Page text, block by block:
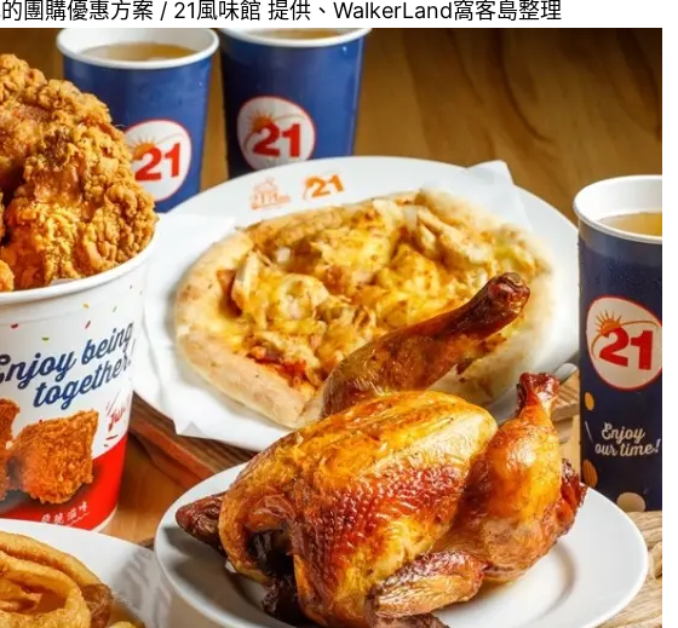
團購優惠方案 / 21風味館 提供、WalkerLand窩客島整理